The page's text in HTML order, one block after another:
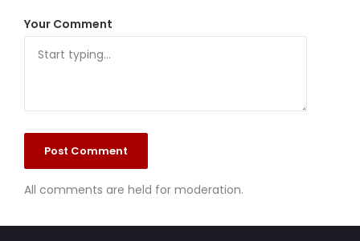
Your Comment
All comments are held for moderation.